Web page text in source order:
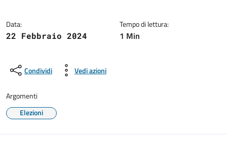
Data:
22 Febbraio 2024
Tempo di lettura:
1 Min
Condividi Vedi azioni
Argomenti
Elezioni